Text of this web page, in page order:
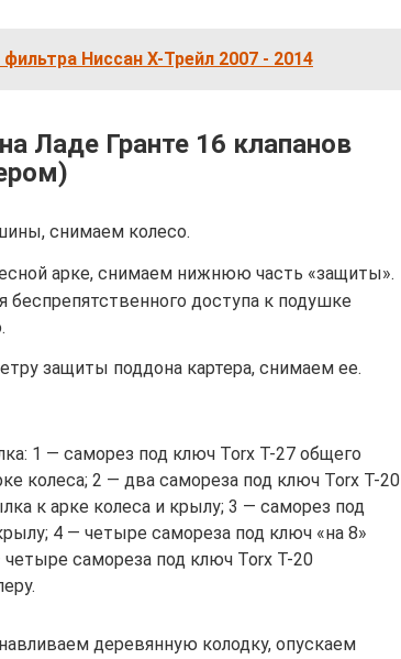
Ниссан Х-Трейл 2007 - 2014
Ладе Гранте 16 клапанов
снимаем колесо.
арке, снимаем нижнюю часть «защиты».
беспрепятственного доступа к подушке
защиты поддона картера, снимаем ее.
1 — саморез под ключ Torx T-27 общего
колеса; 2 — два самореза под ключ Torx T-20
к арке колеса и крылу; 3 — саморез под
4 — четыре самореза под ключ «на 8»
самореза под ключ Torx T-20
деревянную колодку, опускаем